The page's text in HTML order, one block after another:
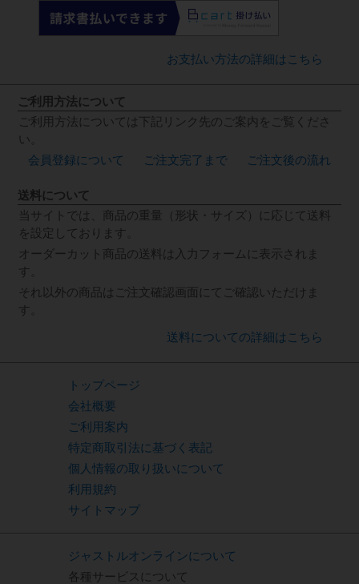
お支払い方法の詳細はこちら
ご利用方法について
ご利用方法については下記リンク先のご案内をご覧くださ
い。
会員登録について
ご注文完了まで ご注文後の流れ
送料について
当サイトでは、商品の重量（形状・サイズ）に応じて送料
を設定しております。
オーダーカット商品の送料は入力フォームに表示されま
す。
それ以外の商品はご注文確認画面にてご確認いただけま
す。
送料についての詳細はこちら
トップページ
会社概要
ご利用案内
特定商取引法に基づく表記
個人情報の取り扱いについて
利用規約
サイトマップ
ジャストルオンラインについて
各種サービスについて